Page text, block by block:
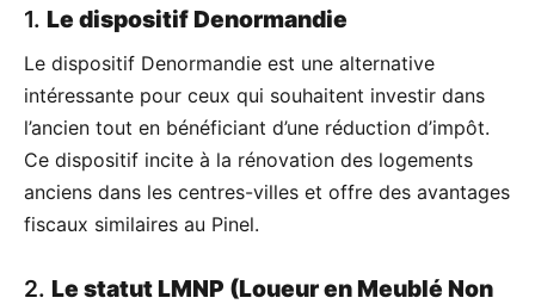
1. Le dispositif Denormandie
Le dispositif Denormandie est une alternative
intéressante pour ceux qui souhaitent investir dans
l’ancien tout en bénéficiant d’une réduction d’impôt.
Ce dispositif incite à la rénovation des logements
anciens dans les centres-villes et offre des avantages
fiscaux similaires au Pinel.
2. Le statut LMNP (Loueur en Meublé Non